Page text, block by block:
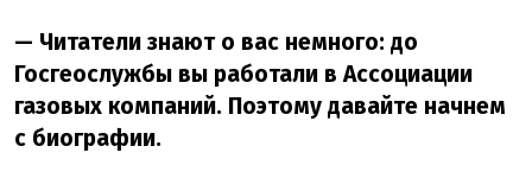
— Читатели знают о вас немного: до
Госгеослужбы вы работали в Ассоциации
газовых компаний. Поэтому давайте начнем
с биографии.